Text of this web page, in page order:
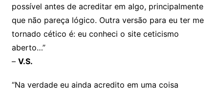
possível antes de acreditar em algo, principalmente
que não pareça lógico. Outra versão para eu ter me
tornado cético é: eu conheci o site ceticismo
aberto…”
– V.S.
“Na verdade eu ainda acredito em uma coisa